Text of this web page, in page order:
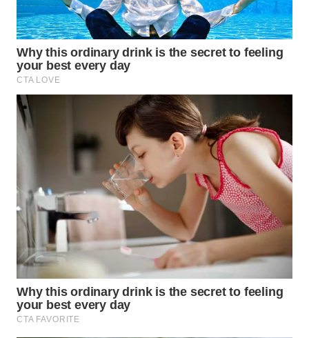
WN
WN
MAJALENGKA
SUKABUMI
WN
PURWAKARTA
WN
PRIANGAN
TIMUR